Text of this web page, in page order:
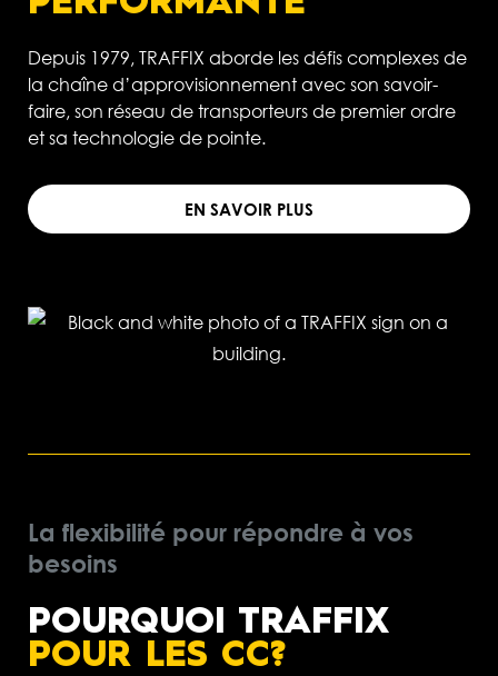
Depuis 1979, TRAFFIX aborde les défis complexes de
la chaîne d’approvisionnement avec son savoir-
faire, son réseau de transporteurs de premier ordre
et sa technologie de pointe.
EN SAVOIR PLUS
La flexibilité pour répondre à vos
besoins
POURQUOI TRAFFIX
POUR LES CC?